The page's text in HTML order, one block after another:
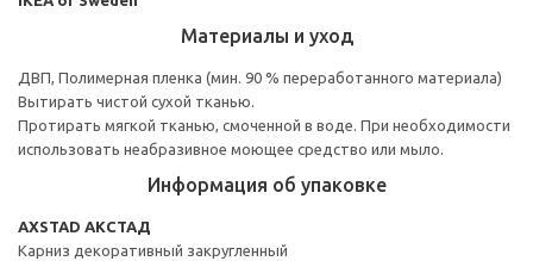
Материалы и уход
ДВП, Полимерная пленка (мин. 90 % переработанного материала)
Вытирать чистой сухой тканью.
Протирать мягкой тканью, смоченной в воде. При необходимости
использовать неабразивное моющее средство или мыло.
Информация об упаковке
AXSTAD АКСТАД
Карниз декоративный закругленный